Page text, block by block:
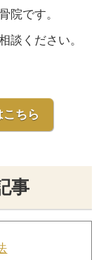
院です。
談ください。
ちら
事